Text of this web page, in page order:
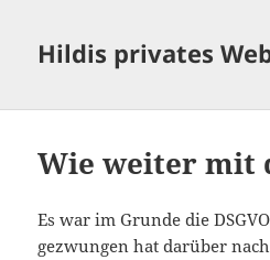
Hildis privates
Wie weiter mit
Es war im Grunde die
gezwungen hat darüber